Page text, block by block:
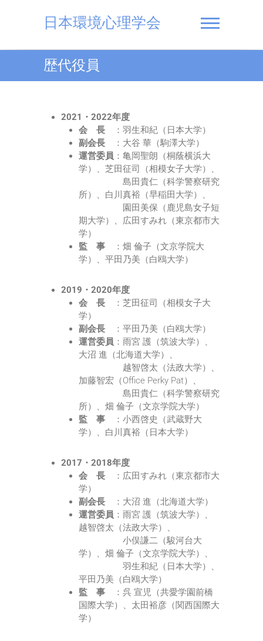
日本環境心理学会
歴代役員
2021・2022年度
会 長 ：羽生和紀（日本大学）
副会長 ：大谷 華（駒澤大学）
運営委員 ：亀岡聖朗（桐蔭横浜大
学）、芝田征司（相模女子大学）、
島田貴仁（科学警察研究
所）、白川真裕（早稲田大学）、
園田美保（鹿児島女子短
期大学）、広田すみれ（東京都市大
学）
監 事 ：畑 倫子（文京学院大
学）、平田乃美（白鴎大学）
2019・2020年度
会 長 ：芝田征司（相模女子大
学）
副会長 ：平田乃美（白鴎大学）
運営委員 ：雨宮 護（筑波大学）、
大沼 進（北海道大学）、
越智啓太（法政大学）、
加藤智宏（Office Perky Pat）、
島田貴仁（科学警察研究
所）、畑 倫子（文京学院大学）
監 事 ：小西啓史（武蔵野大
学）、白川真裕（日本大学）
2017・2018年度
会 長 ：広田すみれ（東京都市大
学）
副会長 ：大沼 進（北海道大学）
運営委員 ：雨宮 護（筑波大学）、
越智啓太（法政大学）、
小俣謙二（駿河台大
学）、畑 倫子（文京学院大学）、
羽生和紀（日本大学）、
平田乃美（白鴎大学）
監 事 ：呉 宣児（共愛学園前橋
国際大学）、太田裕彦（関西国際大
学）